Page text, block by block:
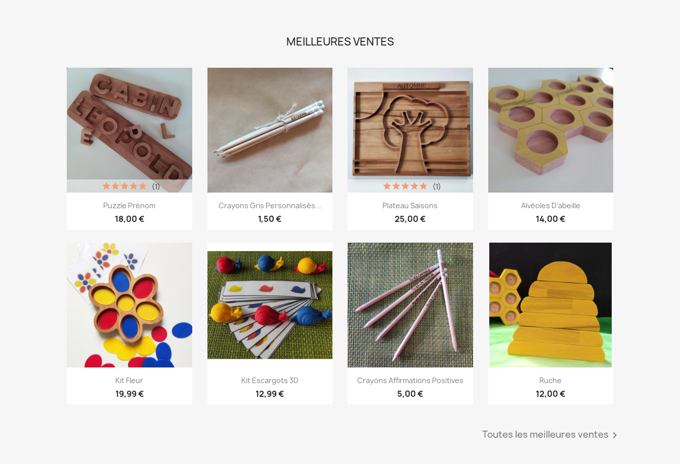
MEILLEURES VENTES
Aperçu rapide
Puzzle Prénom
18,00 €
(1)
Aperçu rapide
Crayons Gris Personnalisés...
1,50 €
Aperçu rapide
Plateau Saisons
25,00 €
(1)
Aperçu rapide
Alvéoles D'abeille
14,00 €
Aperçu rapide
Kit Fleur
19,99 €
Aperçu rapide
Kit Escargots 3D
12,99 €
 Aperçu rapide
Crayons Affirmations Positives
5,00 €
Aperçu rapide
Ruche
12,00 €
Toutes les meilleures ventes 